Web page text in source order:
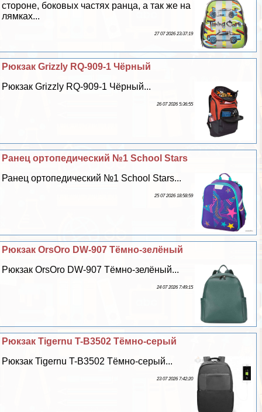
стороне, боковых частях ранца, а так же на
лямках...
27 07 2026 23:37:19
Рюкзак Grizzly RQ-909-1 Чёрный
Рюкзак Grizzly RQ-909-1 Чёрный...
26 07 2026 5:36:55
Ранец ортопедический №1 School Stars
Ранец ортопедический №1 School Stars...
25 07 2026 18:58:59
Рюкзак OrsOro DW-907 Тёмно-зелёный
Рюкзак OrsOro DW-907 Тёмно-зелёный...
24 07 2026 7:49:15
Рюкзак Tigernu T-B3502 Тёмно-серый
Рюкзак Tigernu T-B3502 Тёмно-серый...
23 07 2026 7:42:20